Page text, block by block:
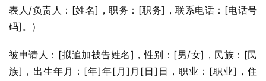
表人/负责人：[姓名]，职务：[职务]，联系电话：[电话号
码]。）
被申请人：[拟追加被告姓名]，性别：[男/女]，民族：[民
族]，出生年月：[年]年[月]月[日]日，职业：[职业]，住